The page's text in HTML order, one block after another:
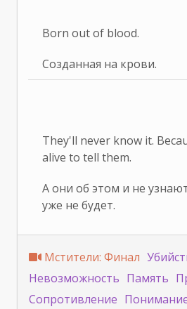
Born out of blood.
Созданная на крови.
They'll never know it.
alive to tell them.
А они об этом и не
уже не будет.
Мстители: Финал
Невозможность Память
Сопротивление